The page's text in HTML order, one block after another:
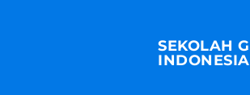
SEKOLAH
INDONESIA